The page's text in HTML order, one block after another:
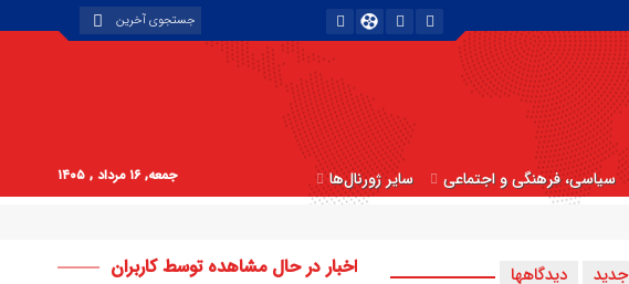
سیاسی، فرهنگی و اجتماعی سایر ژورنال‌ها جمعه, ۱۶ مرداد , ۱۴۰۵
جدید دیدگاهها اخبار در حال مشاهده توسط کاربران